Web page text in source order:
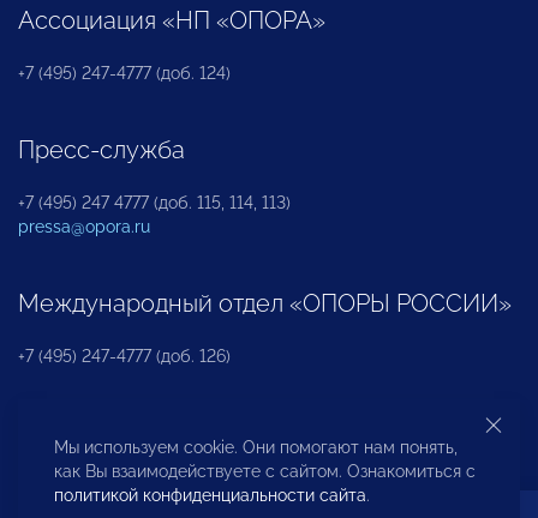
Ассоциация «НП «ОПОРА»
+7 (495) 247-4777 (доб. 124)
Пресс-служба
+7 (495) 247 4777 (доб. 115, 114, 113)
pressa@opora.ru
Международный отдел «ОПОРЫ РОССИИ»
+7 (495) 247-4777 (доб. 126)
Бюро по защите прав предпринимателей и
инвесторов
Мы используем cookie. Они помогают нам понять,
как Вы взаимодействуете с сайтом. Ознакомиться с
политикой конфиденциальности сайта.